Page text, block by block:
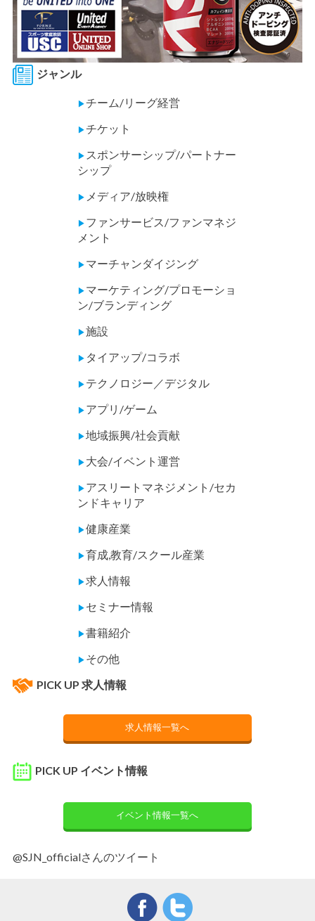
ジャンル
▶チーム/リーグ経営
▶チケット
▶ スポンサーシップ/パートナー
シップ
▶ メディア/放映権
▶ ファンサービス/ファンマネジ
メント
▶ マーチャンダイジング
▶ マーケティング/プロモーショ
ン/ブランディング
▶施設
▶ タイアップ/コラボ
▶ テクノロジー／デジタル
▶ アプリ/ゲーム
▶地域振興/社会貢献
▶ 大会/イベント運営
▶ アスリートマネジメント/セカ
ンドキャリア
▶健康産業
▶育成,教育/スクール産業
▶求人情報
▶ セミナー情報
▶書籍紹介
▶ その他
PICK UP 求人情報
求人情報一覧へ
PICK UP イベント情報
イベント情報一覧へ
@SJN_officialさんのツイート